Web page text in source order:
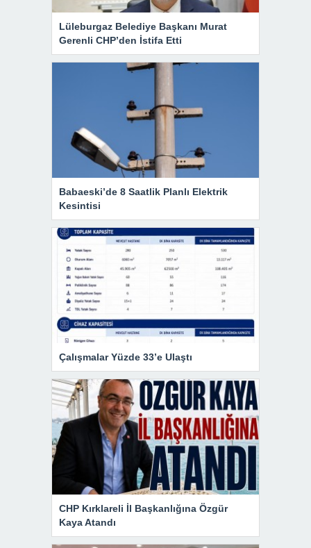
Lüleburgaz Belediye Başkanı Murat
Gerenli CHP’den İstifa Etti
Babaeski’de 8 Saatlik Planlı Elektrik
Kesintisi
Çalışmalar Yüzde 33’e Ulaştı
CHP Kırklareli İl Başkanlığına Özgür
Kaya Atandı